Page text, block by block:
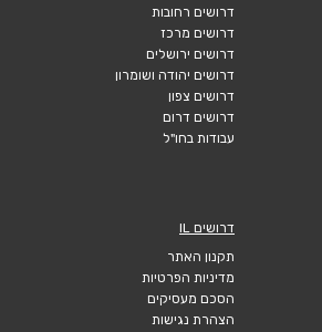
דרושים רחובות
דרושים מרכז
דרושים ירושלים
דרושים יהודה ושומרון
דרושים צפון
דרושים דרום
עבודות בחו"ל
דרושים IL
תקנון האתר
מדיניות הפרטיות
הסכם מעסיקים
הצהרת נגישות